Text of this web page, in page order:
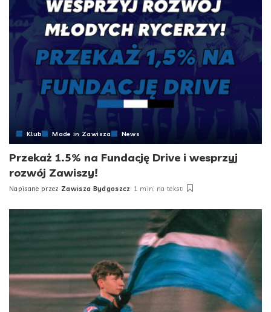
Klub Made in Zawisza News
Przekaż 1.5% na Fundację Drive i wesprzyj
rozwój Zawiszy!
Posted
Napisane przez Zawisza Bydgoszcz 1 min. na tekst